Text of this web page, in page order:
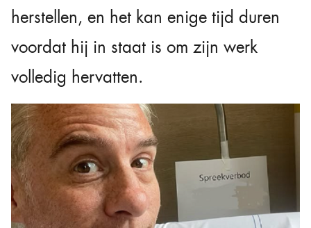
herstellen, en het kan enige tijd duren
voordat hij in staat is om zijn werk
volledig hervatten.